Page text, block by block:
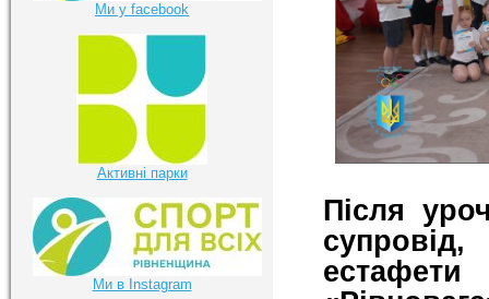
Після
Ми у facebook
Активні парки
Ми в Instagram